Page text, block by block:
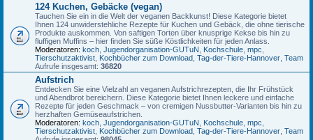
124 Kuchen, Gebäcke (vegan)
Tauchen Sie ein in die Welt der veganen Backkunst! Diese Kategorie bietet
Ihnen 124 unwiderstehliche Rezepte für Kuchen und Gebäck, die ohne tierische
Produkte auskommen. Von saftigen Torten über knusprige Kekse bis hin zu
fluffigen Muffins – hier finden Sie süße Köstlichkeiten für jeden Anlass.
Moderatoren: koch Jugendorganisation-GUTuN Kochschule mpc
Tierschutzaktivist Kochbücher zum Download Tag-der-Tiere-Hannover Team
Aufrufe insgesamt: 36820
Aufstrich
Entdecken Sie eine Vielzahl an veganen Aufstrichrezepten, die Ihr Frühstück
und Abendbrot bereichern. Diese Kategorie bietet Ihnen leckere und einfache
Rezepte für jeden Geschmack – von cremigen Nussbutter-Varianten bis hin zu
herzhaften Gemüseaufstrichen.
Moderatoren: koch Jugendorganisation-GUTuN Kochschule mpc
Tierschutzaktivist Kochbücher zum Download Tag-der-Tiere-Hannover Team